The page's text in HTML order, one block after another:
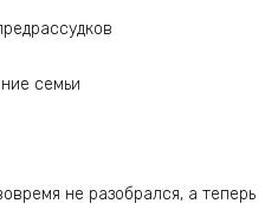
семьи
не разобрался, а теперь